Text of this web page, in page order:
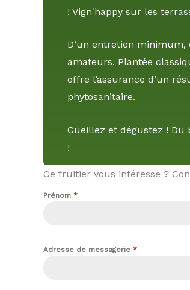
! Vign'happy sur les
D’un entretien minimum,
amateurs. Plantée
offre l’assurance d’un
phytosanitaire.
Cueillez et dégustez !
!
Ce fruitier vous intéresse ?
Prénom *
Adresse de messagerie *